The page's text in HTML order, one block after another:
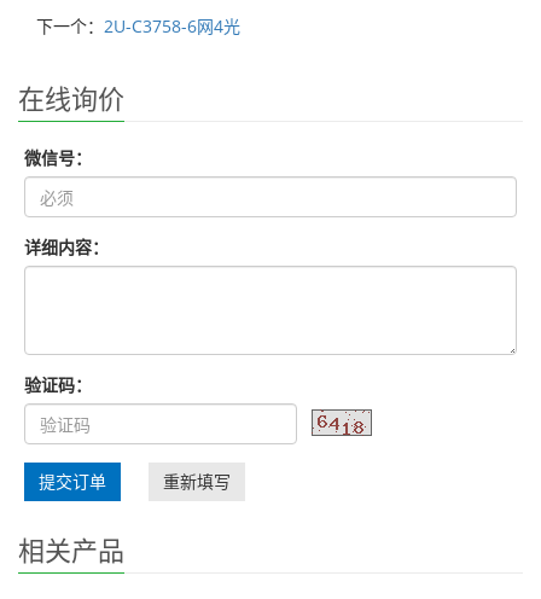
下一个： 2U-C3758-6网4光
在线询价
微信号：
详细内容：
验证码：
提交订单 重新填写
相关产品